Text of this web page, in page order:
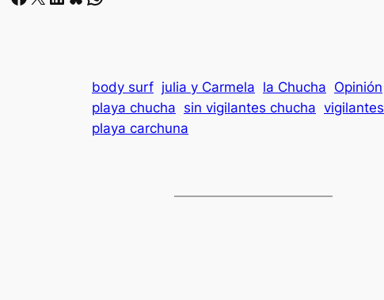
body surf julia y Carmela la Chucha Opinión
playa chucha sin vigilantes chucha vigilantes
playa carchuna